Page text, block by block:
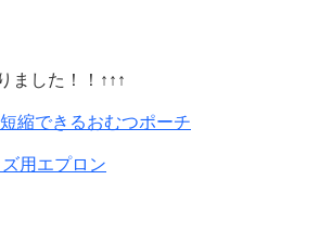
ました！！↑↑↑
縮できるおむつポーチ
用エプロン